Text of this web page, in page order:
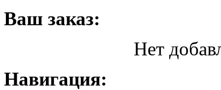
Ваш заказ:
Нет
Навигация: